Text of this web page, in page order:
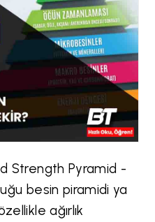
Strength Pyramid -
besin piramidi ya
ağırlık